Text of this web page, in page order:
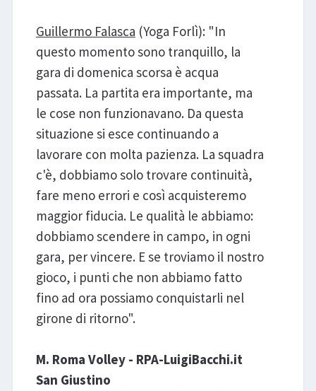
Guillermo Falasca (Yoga Forlì): "In
questo momento sono tranquillo, la
gara di domenica scorsa è acqua
passata. La partita era importante, ma
le cose non funzionavano. Da questa
situazione si esce continuando a
lavorare con molta pazienza. La squadra
c'è, dobbiamo solo trovare continuità,
fare meno errori e così acquisteremo
maggior fiducia. Le qualità le abbiamo:
dobbiamo scendere in campo, in ogni
gara, per vincere. E se troviamo il nostro
gioco, i punti che non abbiamo fatto
fino ad ora possiamo conquistarli nel
girone di ritorno".
M. Roma Volley - RPA-LuigiBacchi.it
San Giustino